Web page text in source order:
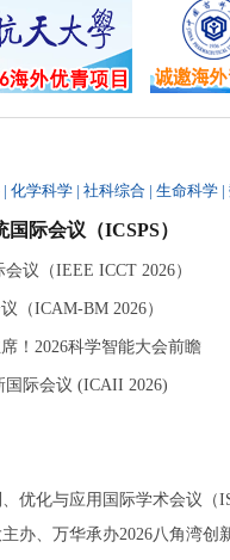
| 化学科学 | 社科综合 | 生命科学 |
际会议（ICSPS）
议（IEEE ICCT 2026）
（ICAM-BM 2026）
！2026科学智能大会前瞻
国际会议 (ICAII 2026)
优化与应用国际学术会议（
办、万华承办2026八角湾创